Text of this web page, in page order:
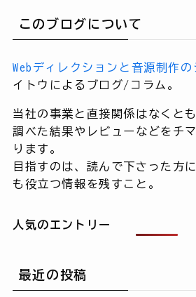
このブログについて
Webディレクションと音源制作
イトウによるブログ/コラム。
当社の事業と直接関係はなくと
調べた結果やレビューなどをチ
ります。
目指すのは、読んで下さった方
も役立つ情報を残すこと。
人気のエントリー
最近の投稿